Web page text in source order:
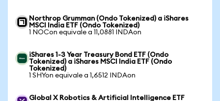
Northrop Grumman (Ondo Tokenized) a iShares
MSCI India ETF (Ondo Tokenized)
1 NOCon equivale a 11,0881 INDAon
iShares 1-3 Year Treasury Bond ETF (Ondo
Tokenized) a iShares MSCI India ETF (Ondo
Tokenized)
1 SHYon equivale a 1,6512 INDAon
Global X Robotics & Artificial Intelligence ETF